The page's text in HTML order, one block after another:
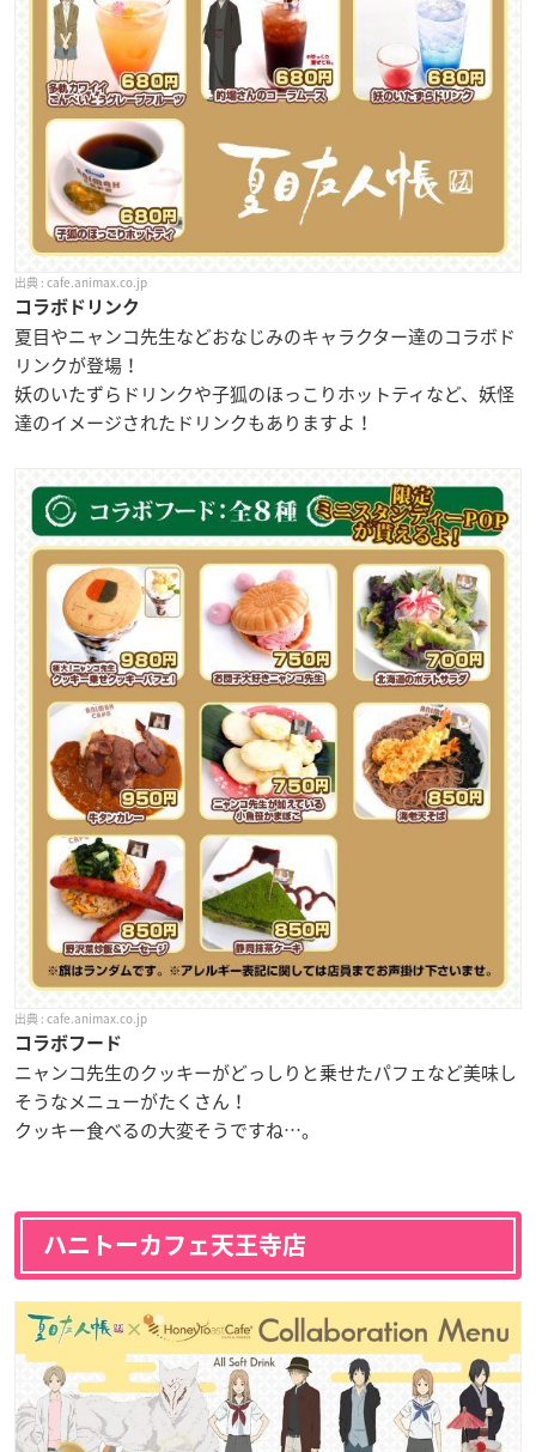
cafe.animax.co.jp
コラボドリンク
夏目やニャンコ先生などおなじみのキャラクター達のコラボド
リンクが登場！
妖のいたずらドリンクや子狐のほっこりホットティなど、妖怪
達のイメージされたドリンクもありますよ！
cafe.animax.co.jp
コラボフード
ニャンコ先生のクッキーがどっしりと乗せたパフェなど美味し
そうなメニューがたくさん！
クッキー食べるの大変そうですね…。
ハニトーカフェ天王寺店